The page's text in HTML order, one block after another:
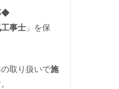
◆
事士 」を保
取り扱いで施